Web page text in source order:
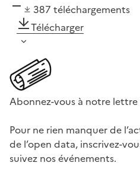
387 téléchargements
Télécharger
Abonnez-vous à notre
Pour ne rien manquer de
de l’open data, inscrivez-
suivez nos événements.